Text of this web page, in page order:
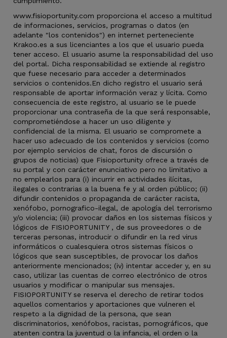
www.fisioportunity.com proporciona el acceso a multitud
de informaciones, servicios, programas o datos (en
adelante "los contenidos") en internet perteneciente
Krakoo.es a sus licenciantes a los que el usuario pueda
tener acceso. El usuario asume la responsabilidad del uso
del portal. Dicha responsabilidad se extiende al registro
que fuese necesario para acceder a determinados
servicios o contenidos.En dicho registro el usuario será
responsable de aportar información veraz y lícita. Como
consecuencia de este registro, al usuario se le puede
proporcionar una contraseña de la que será responsable,
comprometiéndose a hacer un uso diligente y
confidencial de la misma. El usuario se compromete a
hacer uso adecuado de los contenidos y servicios (como
por ejemplo servicios de chat, foros de discursión o
grupos de noticias) que Fisioportunity ofrece a través de
su portal y con carácter enunciativo pero no limitativo a
no emplearlos para (i) incurrir en actividades ilícitas,
ilegales o contrarias a la buena fe y al orden público; (ii)
difundir contenidos o propaganda de carácter racista,
xenófobo, pornografico-ilegal, de apología del terrorismo
y/o violencia; (iii) provocar daños en los sistemas físicos y
lógicos de FISIOPORTUNITY , de sus proveedores o de
terceras personas, introducir o difundir en la red virus
informáticos o cualesquiera otros sistemas físicos o
lógicos que sean susceptibles, de provocar los daños
anteriormente mencionados; (iv) intentar acceder y, en su
caso, utilizar las cuentas de correo electrónico de otros
usuarios y modificar o manipular sus mensajes.
FISIOPORTUNITY se reserva el derecho de retirar todos
aquellos comentarios y aportaciones que vulneren el
respeto a la dignidad de la persona, que sean
discriminatorios, xenófobos, racistas, pornográficos, que
atenten contra la juventud o la infancia, el orden o la